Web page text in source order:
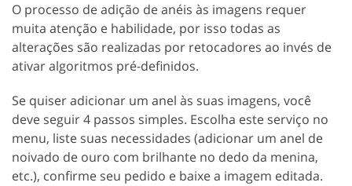
O processo de adição de anéis às imagens requer
muita atenção e habilidade, por isso todas as
alterações são realizadas por retocadores ao invés de
ativar algoritmos pré-definidos.
Se quiser adicionar um anel às suas imagens, você
deve seguir 4 passos simples. Escolha este serviço no
menu, liste suas necessidades (adicionar um anel de
noivado de ouro com brilhante no dedo da menina,
etc.), confirme seu pedido e baixe a imagem editada.